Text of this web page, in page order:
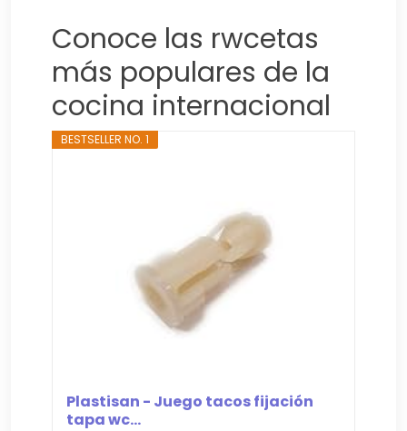
Conoce las rwcetas
más populares de la
cocina internacional
BESTSELLER NO. 1
Plastisan - Juego tacos fijación
tapa wc...